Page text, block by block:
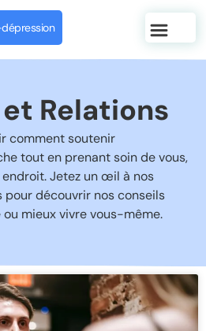
Relations
comment soutenir
tout en prenant soin de vous,
Jetez un œil à nos
découvrir nos conseils
ou mieux vivre vous-même.